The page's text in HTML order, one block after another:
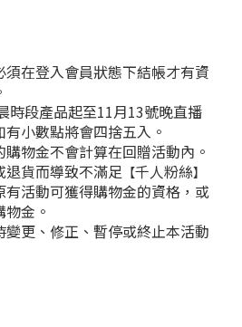
須在登入會員狀態下結帳才有資
時段產品起至11月13號晚直播
小數點將會四捨五入。
物金不會計算在回贈活動內。
貨而導致不滿足 【千人粉絲】
有活動可獲得購物金的資格，或
金。
變更、修正、暫停或終止本活動